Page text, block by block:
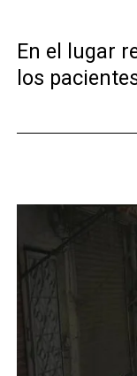
En el lugar
los